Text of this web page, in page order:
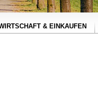
& EINKAUFEN